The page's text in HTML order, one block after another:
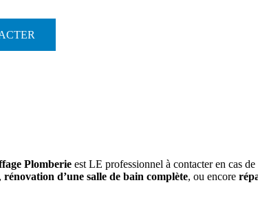
Plomberie est LE professionnel à contacter en cas
, rénovation d’une salle de bain complète, ou encore